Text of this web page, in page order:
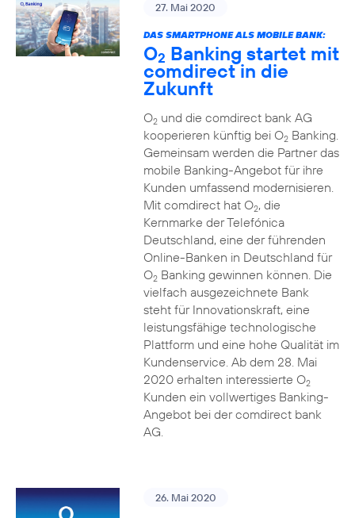
27. Mai 2020
DAS SMARTPHONE ALS MOBILE BANK:
O2 Banking startet mit
comdirect in die
Zukunft
O2und die comdirect bank AG
kooperieren künftig bei O2Banking.
Gemeinsam werden die Partner das
mobile Banking-Angebot für ihre
Kunden umfassend modernisieren.
Mit comdirect hat O2, die
Kernmarke der Telefónica
Deutschland, eine der führenden
Online-Banken in Deutschland für
O2Banking gewinnen können. Die
vielfach ausgezeichnete Bank
steht für Innovationskraft, eine
leistungsfähige technologische
Plattform und eine hohe Qualität im
Kundenservice. Ab dem 28. Mai
2020 erhalten interessierte O2
Kunden ein vollwertiges Banking-
Angebot bei der comdirect bank
AG.
26. Mai 2020